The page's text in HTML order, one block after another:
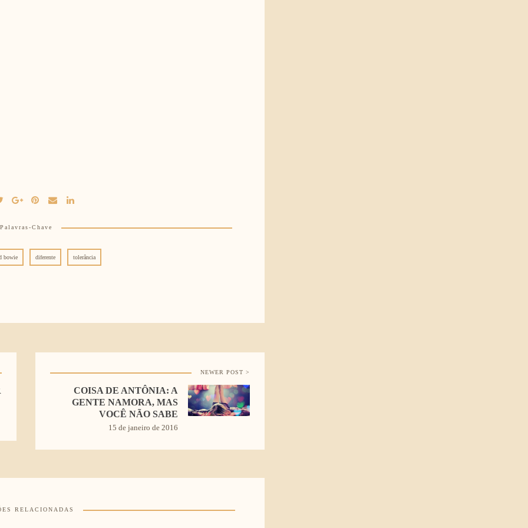
Palavras-Chave
bowie diferente tolerância
NEWER POST >
COISA DE ANTÔNIA: A
GENTE NAMORA, MAS
VOCÊ NÃO SABE
15 de janeiro de 2016
RELACIONADAS